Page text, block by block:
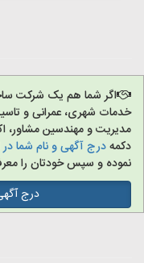
اگر شما هم یک شرکت
خدمات شهری، عمرانی و
مدیریت و مهندسین مشاور،
دکمهدرج آگهی و نام شما
نموده و سپس خودتان را
درج